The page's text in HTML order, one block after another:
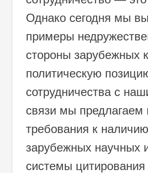
Однако сегодня мы
примеры
стороны зарубежных
политическую
сотрудничества с
связи мы предлагаем
требования к
зарубежных научных
системы